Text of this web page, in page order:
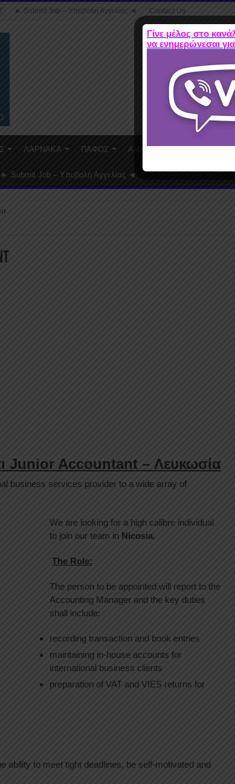
► Submit Job – Υποβολή Αγγελίας ◄ Contact Us
ΛΑΡΝΑΚΑ ΠΑΦΟΣ ΑΜΜΟΧΩΣΤΟΣ
► Submit Job – Υποβολή Αγγελίας ◄
Junior Accountant – Λευκωσία
business services provider to a wide array of
We are looking for a high calibre individual
to join our team in Nicosia.
The Role:
The person to be appointed will report to the
Accounting Manager and the key duties
shall include:
recording transaction and book entries
maintaining in-house accounts for
international business clients
preparation of VAT and VIES returns for
ability to meet tight deadlines, be self-motivated and
Γίνε μέλος στο
να ενημερώνεσαι για